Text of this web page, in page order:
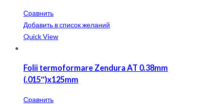
Сравнить
Добавить в список желаний
Quick View
Folii termoformare Zendura AT 0.38mm
(.015″)x125mm
Сравнить